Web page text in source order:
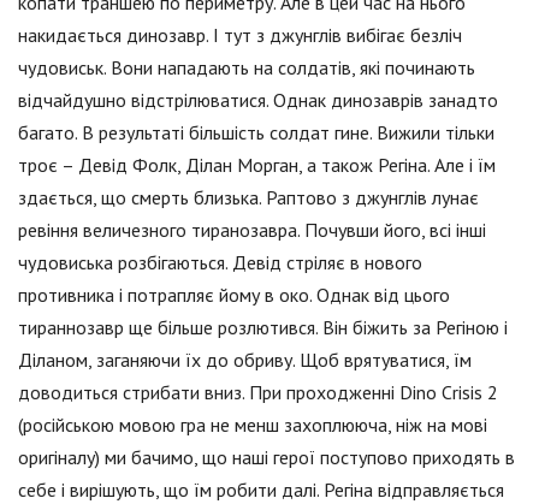
накидається динозавр. І тут з джунглів вибігає безліч
чудовиськ. Вони нападають на солдатів, які починають
відчайдушно відстрілюватися. Однак динозаврів занадто
багато. В результаті більшість солдат гине. Вижили тільки
троє – Девід Фолк, Ділан Морган, а також Регіна. Але і їм
здається, що смерть близька. Раптово з джунглів лунає
ревіння величезного тиранозавра. Почувши його, всі інші
чудовиська розбігаються. Девід стріляє в нового
противника і потрапляє йому в око. Однак від цього
тираннозавр ще більше розлютився. Він біжить за Регіною і
Діланом, заганяючи їх до обриву. Щоб врятуватися, їм
доводиться стрибати вниз. При проходженні Dino Crisis 2
(російською мовою гра не менш захоплююча, ніж на мові
оригіналу) ми бачимо, що наші герої поступово приходять в
себе і вирішують, що їм робити далі. Регіна відправляється